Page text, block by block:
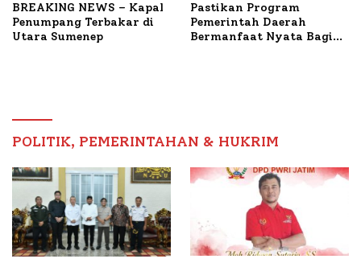
BREAKING NEWS – Kapal
Penumpang Terbakar di
Utara Sumenep
Pastikan Program
Pemerintah Daerah
Bermanfaat Nyata Bagi
POLITIK, PEMERINTAHAN & HUKRIM